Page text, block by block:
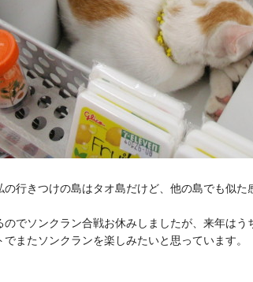
の行きつけの島はタオ島だけど、他の島でも似た
のでソンクラン合戦お休みしましたが、来年は
またソンクランを楽しみたいと思っています。